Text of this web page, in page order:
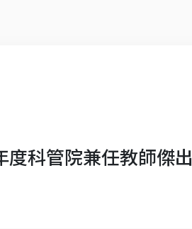
科管院兼任教師傑出